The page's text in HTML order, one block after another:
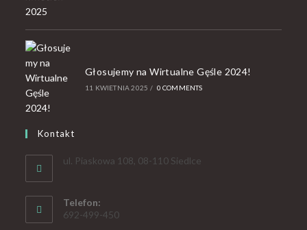
Głosujemy na Wirtualne Gęśle 2024!
11 KWIETNIA 2025 / 0 COMMENTS
Kontakt
ul. Piaskowa 108, 08-110 Siedlce
Telefon:
692-499-450